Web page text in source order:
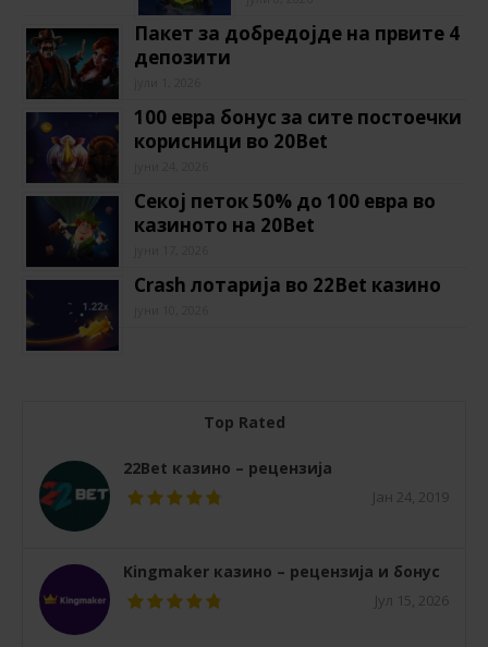
Пакет за добредојде на првите 4
депозити
100 евра бонус за сите постоечки
корисници во 20Bet
Секој петок 50% до 100 евра во
казиното на 20Bet
Crash лотарија во 22Bet казино
Top Rated
22Bet казино – рецензија
Јан 24, 2019
Kingmaker казино – рецензија и бонус
Јул 15, 2026